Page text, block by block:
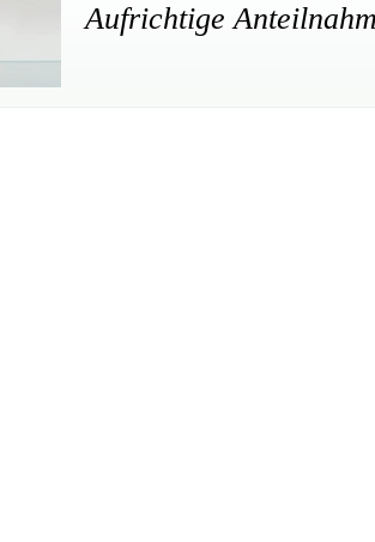
Aufrichtige